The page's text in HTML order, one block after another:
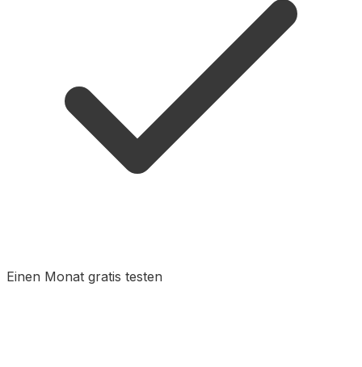
Einen Monat gratis testen